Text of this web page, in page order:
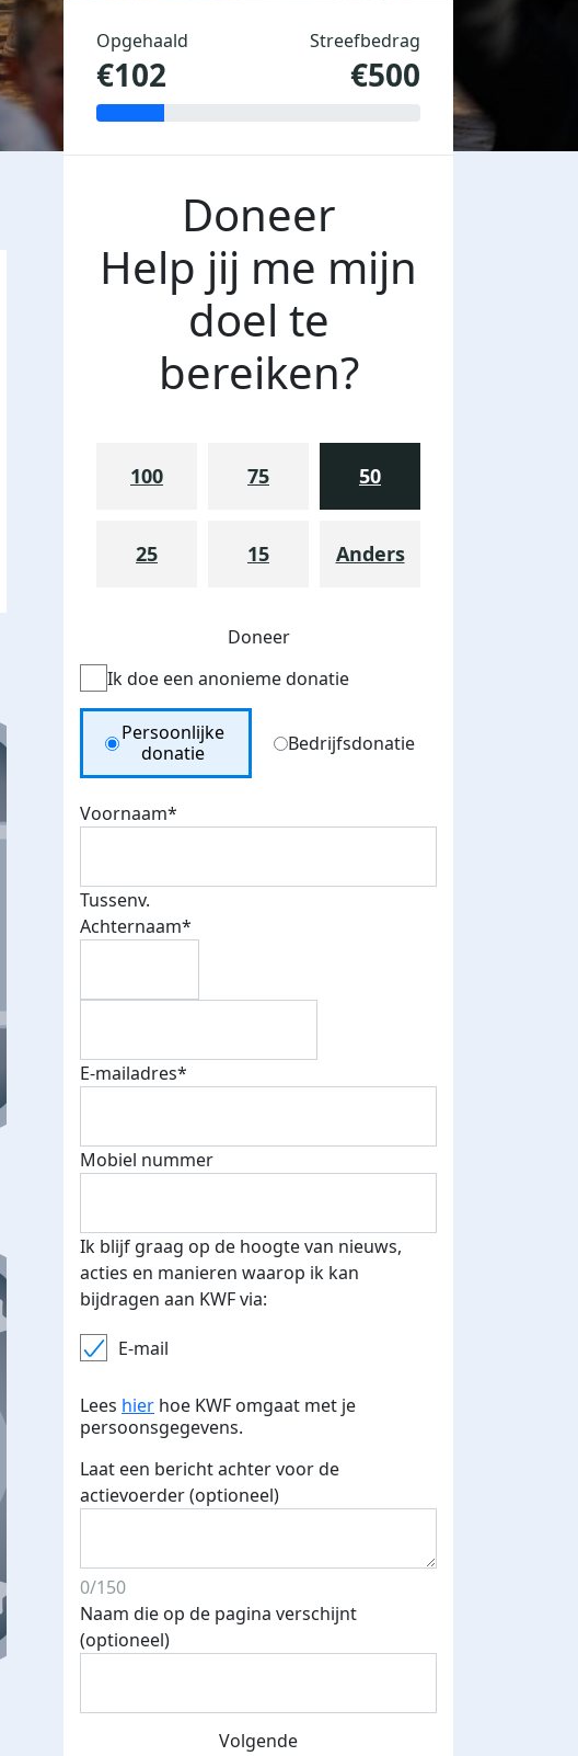
E-mails verstuurd
je je speciale KWF t-shirt!
Opgehaald
€102
Streefbedrag
€500
Doneer
Help jij me mijn
doel te
bereiken?
100 75 50
25 15 Anders
Doneer
Ik doe een anonieme donatie
Donation Type
Persoonlijke
donatie
Bedrijfsdonatie
Voornaam*
Tussenv.
Achternaam*
E-mailadres*
Mobiel nummer
Ik blijf graag op de hoogte van nieuws,
acties en manieren waarop ik kan
bijdragen aan KWF via:
E-mail
Lees hier hoe KWF omgaat met je
persoonsgegevens.
Laat een bericht achter voor de
actievoerder (optioneel)
0/150
Naam die op de pagina verschijnt
(optioneel)
Volgende